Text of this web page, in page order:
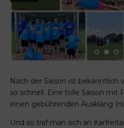
Nach der Saison ist bekanntlich
so schnell. Eine tolle Saison mit
einen gebührenden Ausklang
Und so traf man sich an